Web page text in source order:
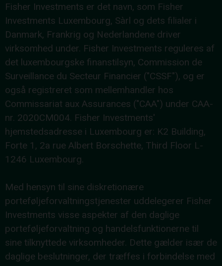
Fisher Investments er det navn, som Fisher
Investments Luxembourg, Sàrl og dets filialer i
Danmark, Frankrig og Nederlandene driver
virksomhed under. Fisher Investments reguleres af
det luxembourgske finanstilsyn, Commission de
Surveillance du Secteur Financier ("CSSF"), og er
også registreret som mellemhandler hos
Commissariat aux Assurances ("CAA") under CAA-
nr. 2020CM004. Fisher Investments'
hjemstedsadresse i Luxembourg er: K2 Building,
Forte 1, 2a rue Albert Borschette, Third Floor L-
1246 Luxembourg.
Med hensyn til sine diskretionære
porteføljeforvaltningstjenester uddelegerer Fisher
Investments visse aspekter af den daglige
porteføljeforvaltning og handelsfunktionerne til
sine tilknyttede virksomheder. Dette gælder især de
daglige beslutninger, der træffes i forbindelse med